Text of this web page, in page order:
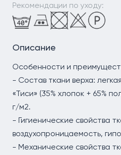
Рекомендации по уходу:
Описание
Особенности и
- Состав ткани верха:
«Тиси» (35% хлопок + 65%
г/м2.
- Гигиенические свойства
воздухопроницаемость,
- Механические свойства